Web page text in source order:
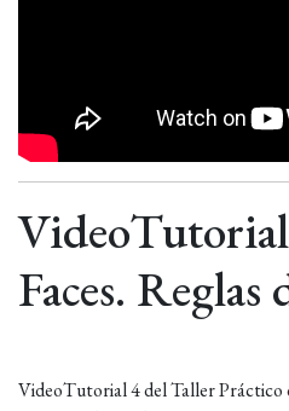
VideoTutorial
Faces.
VideoTutorial 4 del Taller Práctico